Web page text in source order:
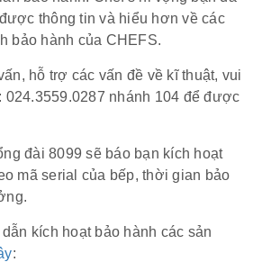
thông tin và hiểu hơn về các
bảo hành của CHEFS.
hỗ trợ các vấn đề về kĩ thuật, vui
024.3559.0287 nhánh 104 để được
đài 8099 sẽ báo bạn kích hoạt
mã serial của bếp, thời gian bảo
kích hoạt bảo hành các sản
: